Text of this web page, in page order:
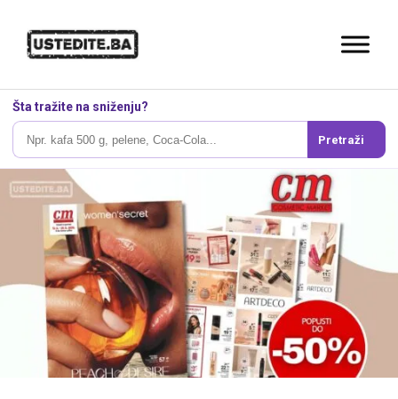
Šta tražite na sniženju?
Pretraži